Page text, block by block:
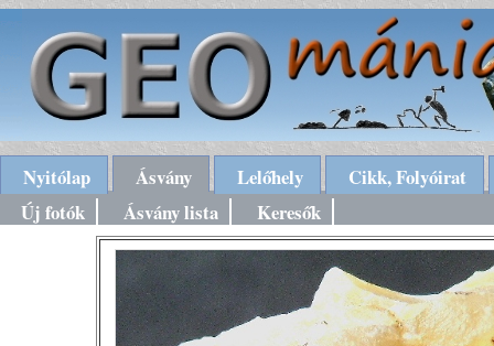
Nyitólap Ásvány Lelőhely
Cikk, Folyóirat
Új fotók
Ásvány lista Keresők